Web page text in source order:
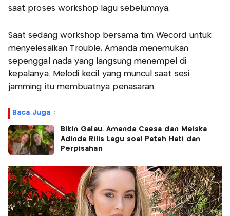
saat proses workshop lagu sebelumnya.
Saat sedang workshop bersama tim Wecord untuk
menyelesaikan Trouble, Amanda menemukan
sepenggal nada yang langsung menempel di
kepalanya. Melodi kecil yang muncul saat sesi
jamming itu membuatnya penasaran.
Baca Juga :
Bikin Galau, Amanda Caesa dan Meiska
Adinda Rilis Lagu soal Patah Hati dan
Perpisahan